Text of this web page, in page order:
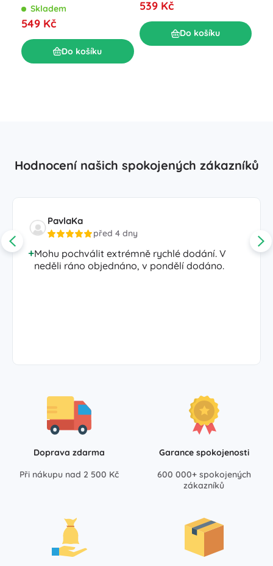
Skladem
549 Kč
Do košíku
539 Kč
Do košíku
Hodnocení našich spokojených zákazníků
PavlaKa
před 4 dny
Mohu pochválit extrémně rychlé dodání. V
neděli ráno objednáno, v pondělí dodáno.
Doprava zdarma
Při nákupu nad 2 500 Kč
Garance spokojenosti
600 000+ spokojených
zákazníků